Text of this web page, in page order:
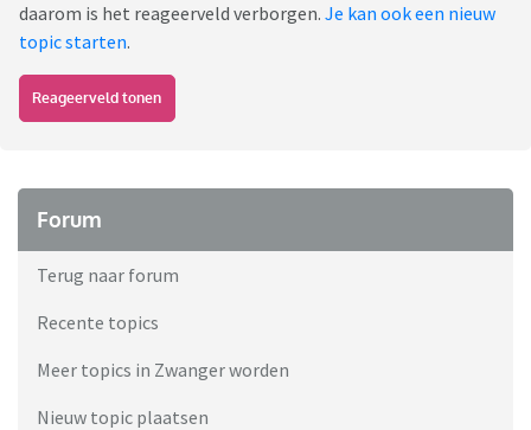
daarom is het reageerveld verborgen. Je kan ook een nieuw
topic starten.
Reageerveld tonen
Forum
Terug naar forum
Recente topics
Meer topics in Zwanger worden
Nieuw topic plaatsen